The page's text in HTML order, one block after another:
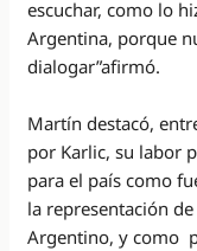
escuchar, como lo
Argentina, porque
dialogar”afirmó.
Martín destacó,
por Karlic, su labor
para el país como
la representación
Argentino, y como